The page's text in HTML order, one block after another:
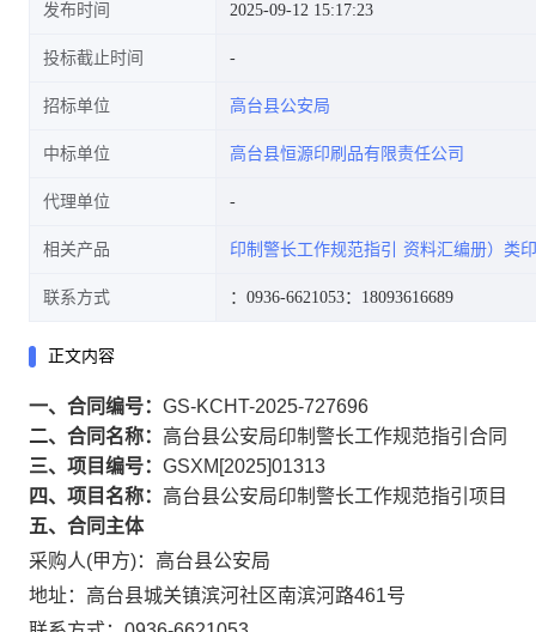
发布时间 2025-09-12 15:17:23
投标截止时间
招标单位 高台县公安局
中标单位 高台县恒源印刷品有限责任公司
代理单位
相关产品 印制警长工作规范指引 资料汇编册）类
联系方式 ：0936-6621053：18093616689
正文内容
一、合同编号： GS-KCHT-2025-727696
二、合同名称： 高台县公安局印制警长工作规范指引合同
三、项目编号： GSXM[2025]01313
四、项目名称： 高台县公安局印制警长工作规范指引项目
五、合同主体
采购人(甲方)：高台县公安局
地址：高台县城关镇滨河社区南滨河路461号